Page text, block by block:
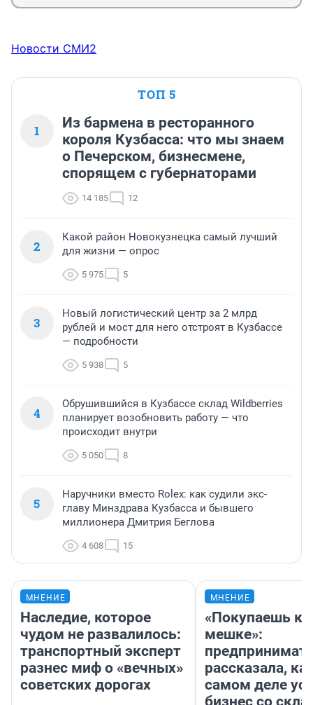
Новости СМИ2
ТОП 5
1
Из бармена в ресторанного
короля Кузбасса: что мы знаем
о Печерском, бизнесмене,
спорящем с губернаторами
14 185 12
2
Какой район Новокузнецка самый лучший
для жизни — опрос
5 975 5
3
Новый логистический центр за 2 млрд
рублей и мост для него отстроят в Кузбассе
— подробности
5 938 5
4
Обрушившийся в Кузбассе склад Wildberries
планирует возобновить работу — что
происходит внутри
5 050 8
5
Наручники вместо Rolex: как судили экс-
главу Минздрава Кузбасса и бывшего
миллионера Дмитрия Беглова
4 608 15
МНЕНИЕ
Наследие, которое
чудом не развалилось:
транспортный эксперт
разнес миф о «вечных»
советских дорогах
МНЕНИЕ
«Покупаешь
мешке»:
рассказала,
самом деле
бизнес со